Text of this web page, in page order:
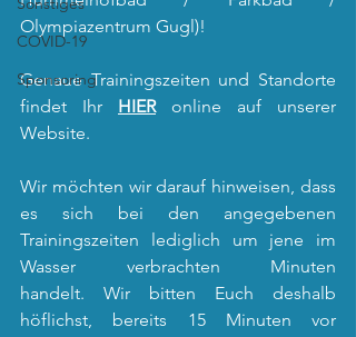
COVID-19
Sponsoring
Olympiazentrum Gugl)!
Genaue Trainingszeiten und Standorte
findet Ihr HIER online auf unserer
Website.
Wir möchten wir darauf hinweisen, dass
es sich bei den angegebenen
Trainingszeiten lediglich um jene im
Wasser verbrachten Minuten
handelt. Wir bitten Euch deshalb
höflichst, bereits 15 Minuten vor